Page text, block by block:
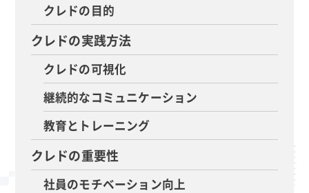
クレドの目的
クレドの実践方法
クレドの可視化
継続的なコミュニケーション
教育とトレーニング
クレドの重要性
社員のモチベーション向上